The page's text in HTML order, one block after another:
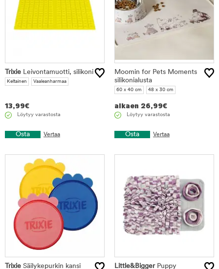
Trixie Leivontamuotti, silikoni
Keltainen Vaaleanharmaa
13,99€
Löytyy varastosta
Osta Vertaa
Moomin for Pets Moments
silikonialusta
60 x 40 cm 48 x 30 cm
alkaen 26,99€
Löytyy varastosta
Osta Vertaa
Trixie Säilykepurkin kansi
Little&BiggerPuppy